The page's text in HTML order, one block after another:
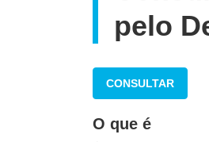
pelo
CONSULTAR
O que é